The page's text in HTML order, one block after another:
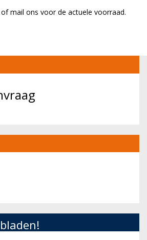
mail ons voor de actuele voorraad.